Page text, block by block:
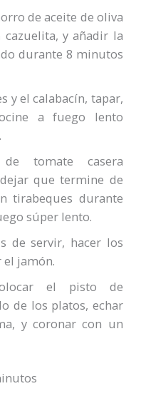
de aceite de oliva
y añadir la
durante 8 minutos
y el calabacín, tapar,
a fuego lento
tomate casera
que termine de
tirabeques durante
súper lento.
de servir, hacer los
el jamón.
el pisto de
de los platos, echar
y coronar con un